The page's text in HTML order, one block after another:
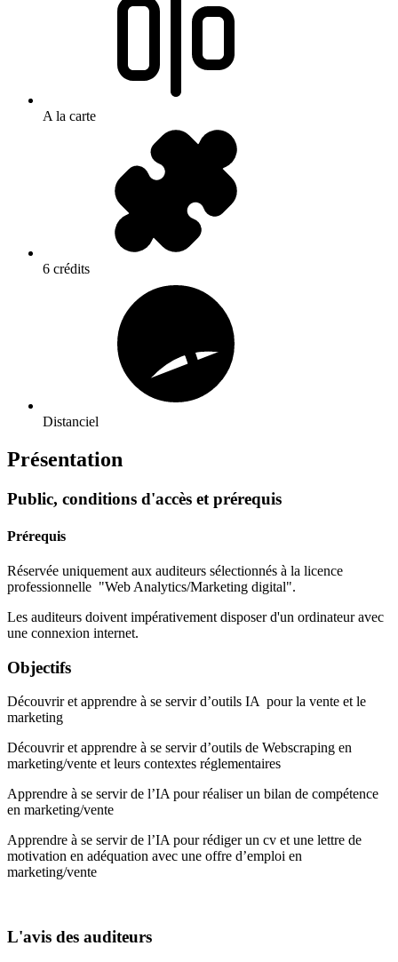
A la carte
6 crédits
Distanciel
Présentation
Public, conditions d'accès et prérequis
Prérequis
Réservée uniquement aux auditeurs sélectionnés à la licence
professionnelle "Web Analytics/Marketing digital".
Les auditeurs doivent impérativement disposer d'un ordinateur avec
une connexion internet.
Objectifs
Découvrir et apprendre à se servir d’outils IA pour la vente et le
marketing
Découvrir et apprendre à se servir d’outils de Webscraping en
marketing/vente et leurs contextes réglementaires
Apprendre à se servir de l’IA pour réaliser un bilan de compétence
en marketing/vente
Apprendre à se servir de l’IA pour rédiger un cv et une lettre de
motivation en adéquation avec une offre d’emploi en
marketing/vente
L'avis des auditeurs